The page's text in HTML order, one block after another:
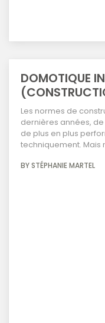
DOMOTIQUE
Les normes de
dernières années,
de plus en plus
techniquement. Mais
BY STÉPHANIE MARTEL